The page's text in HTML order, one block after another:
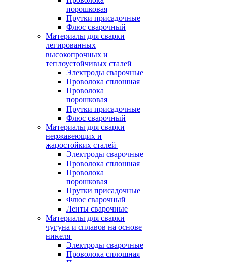
порошковая
Прутки присадочные
Флюс сварочный
Материалы для сварки
легированных
высокопрочных и
теплоустойчивых сталей
Электроды сварочные
Проволока сплошная
Проволока
порошковая
Прутки присадочные
Флюс сварочный
Материалы для сварки
нержавеющих и
жаростойких сталей
Электроды сварочные
Проволока сплошная
Проволока
порошковая
Прутки присадочные
Флюс сварочный
Ленты сварочные
Материалы для сварки
чугуна и сплавов на основе
никеля
Электроды сварочные
Проволока сплошная